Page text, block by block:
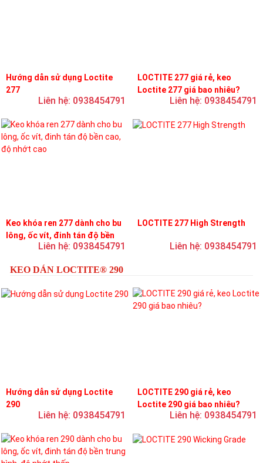
Hướng dẫn sử dụng Loctite
277
Liên hệ: 0938454791
LOCTITE 277 giá rẻ, keo
Loctite 277 giá bao nhiêu?
Liên hệ: 0938454791
Keo khóa ren 277 dành cho bu
lông, ốc vít, đinh tán độ bền
cao, độ nhớt cao
Liên hệ: 0938454791
LOCTITE 277 High Strength
Liên hệ: 0938454791
KEO DÁN LOCTITE® 290
Hướng dẫn sử dụng Loctite
290
Liên hệ: 0938454791
LOCTITE 290 giá rẻ, keo
Loctite 290 giá bao nhiêu?
Liên hệ: 0938454791